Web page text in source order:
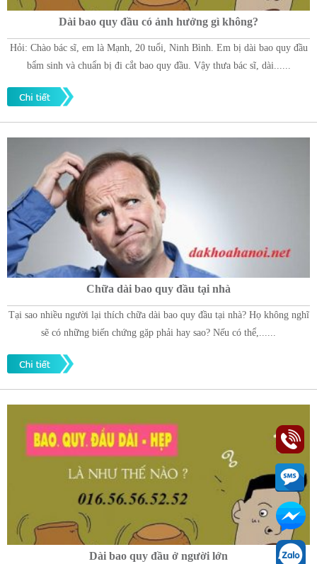
Dài bao quy đầu có ảnh hưởng gì không?
Hỏi: Chào bác sĩ, em là Mạnh, 20 tuổi, Ninh Bình. Em bị dài bao quy đầu
bẩm sinh và chuẩn bị đi cắt bao quy đầu. Vậy thưa bác sĩ, dài......
Chữa dài bao quy đầu tại nhà
Tại sao nhiều người lại thích chữa dài bao quy đầu tại nhà? Họ không nghĩ
sẽ có những biến chứng gặp phải hay sao? Nếu có thể,......
Dài bao quy đầu ở người lớn